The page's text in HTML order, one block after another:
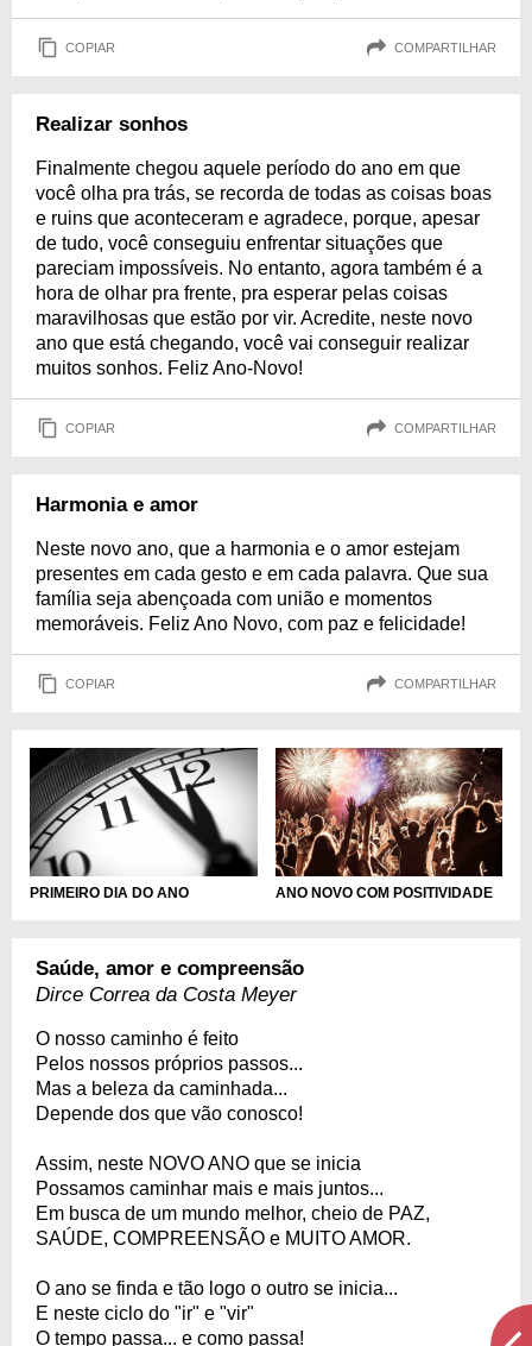
COPIAR COMPARTILHAR
Realizar sonhos
Finalmente chegou aquele período do ano em que
você olha pra trás, se recorda de todas as coisas boas
e ruins que aconteceram e agradece, porque, apesar
de tudo, você conseguiu enfrentar situações que
pareciam impossíveis. No entanto, agora também é a
hora de olhar pra frente, pra esperar pelas coisas
maravilhosas que estão por vir. Acredite, neste novo
ano que está chegando, você vai conseguir realizar
muitos sonhos. Feliz Ano-Novo!
COPIAR COMPARTILHAR
Harmonia e amor
Neste novo ano, que a harmonia e o amor estejam
presentes em cada gesto e em cada palavra. Que sua
família seja abençoada com união e momentos
memoráveis. Feliz Ano Novo, com paz e felicidade!
COPIAR COMPARTILHAR
PRIMEIRO DIA DO ANO ANO NOVO COM POSITIVIDADE
Saúde, amor e compreensão
Dirce Correa da Costa Meyer
O nosso caminho é feito
Pelos nossos próprios passos...
Mas a beleza da caminhada...
Depende dos que vão conosco!
Assim, neste NOVO ANO que se inicia
Possamos caminhar mais e mais juntos...
Em busca de um mundo melhor, cheio de PAZ,
SAÚDE, COMPREENSÃO e MUITO AMOR.
O ano se finda e tão logo o outro se inicia...
E neste ciclo do "ir" e "vir"
O tempo passa... e como passa!